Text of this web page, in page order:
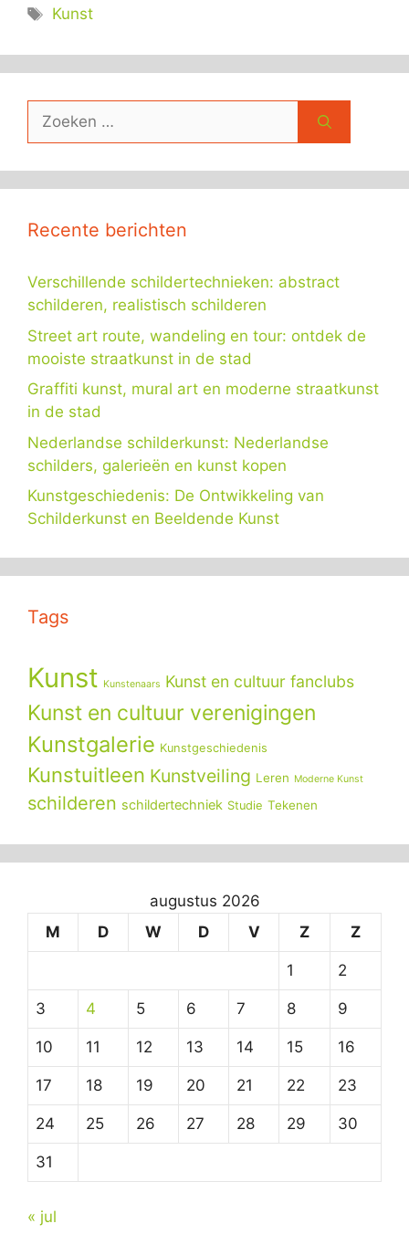
Tags
Kunst
Zoek
Recente berichten
Verschillende schildertechnieken: abstract
schilderen, realistisch schilderen
Street art route, wandeling en tour: ontdek de
mooiste straatkunst in de stad
Graffiti kunst, mural art en moderne straatkunst
in de stad
Nederlandse schilderkunst: Nederlandse
schilders, galerieën en kunst kopen
Kunstgeschiedenis: De Ontwikkeling van
Schilderkunst en Beeldende Kunst
Tags
Kunst Kunstenaars Kunst en cultuur fanclubs
Kunst en cultuur verenigingen
Kunstgalerie Kunstgeschiedenis
Kunstuitleen Kunstveiling Leren Moderne Kunst
schilderen schildertechniek Studie Tekenen
augustus 2026
M
D W D V Z Z
1 2
3 4 5 6 7 8 9
10 11 12 13 14 15 16
17 18 19 20 21 22 23
24 25 26 27 28 29 30
31
« jul